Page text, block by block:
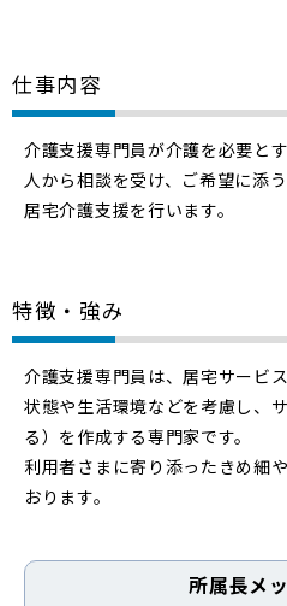
仕事内容
介護支援専門員が介護を必要と
人から相談を受け、ご希望に添
居宅介護支援を行います。
特徴・強み
介護支援専門員は、居宅サービ
状態や生活環境などを考慮し、
る）を作成する専門家です。
利用者さまに寄り添ったきめ細
おります。
所属長メ